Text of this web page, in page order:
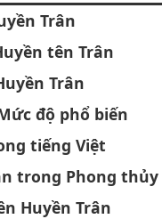
Trân
tên Trân
Trân
độ phổ biến
tiếng Việt
trong Phong thủy
Huyền Trân